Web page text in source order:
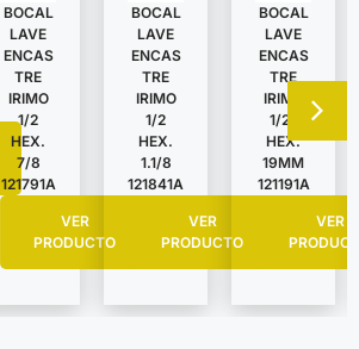
BOCAL
LAVE
ENCAS
TRE
IRIMO
1/2
HEX.
7/8
121791A
VER
PRODUCTO
BOCAL
LAVE
ENCAS
TRE
IRIMO
1/2
HEX.
1.1/8
121841A
VER
PRODUCTO
BOCAL
LAVE
ENCAS
TRE
IRIMO
1/2″
HEX.
19MM
121191A
VER